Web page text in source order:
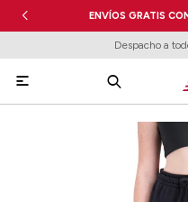
ENVÍOS GRATIS
Despacho a
